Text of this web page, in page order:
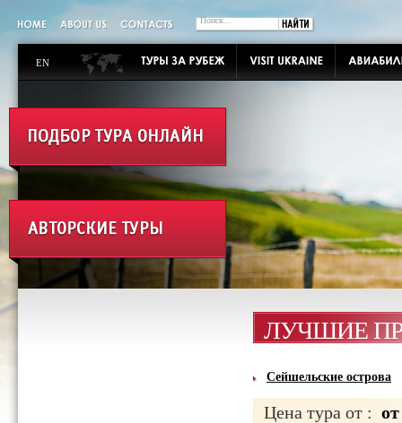
EN
ЛУЧШИЕ
Сейшельские острова
Цена тура от :